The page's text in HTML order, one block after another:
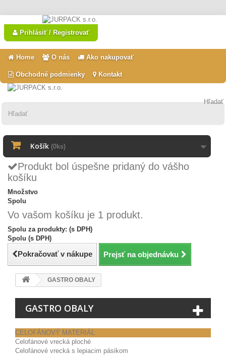
Prihlásiť / Registrovať
Home O nás Ako nakupovať
Obchodné podmienky Kontakt
Hľadať
Košík (0ks)
Produkt bol úspešne pridaný do vášho
košíku
Množstvo
Spolu
Vo vašom košíku je 1 produkt.
Spolu za produkty: (s DPH)
Spolu (s DPH)
Pokračovať v nákupe Prejsť na objednávku
GASTRO OBALY
GASTRO OBALY
CELOFÁNOVÝ MATERIÁL
Celofánové vrecká ploché
Celofánové vrecká s lepiacim pásikom